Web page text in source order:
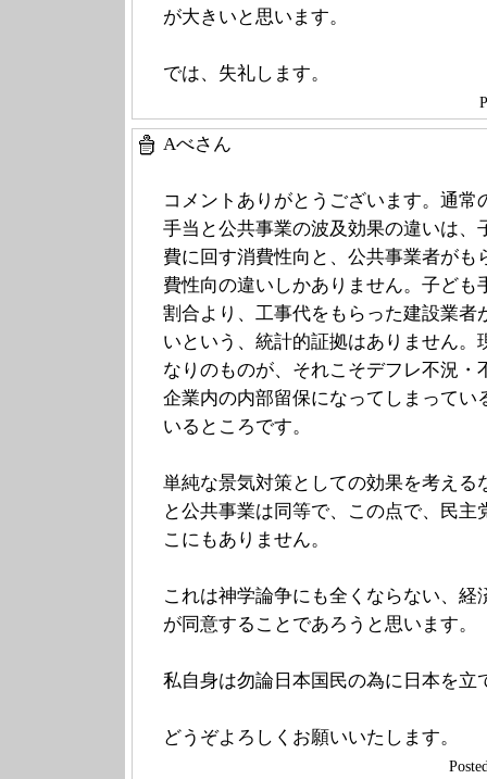
が大きいと思います。
では、失礼します。
Aべさん
コメントありがとうございます。通
手当と公共事業の波及効果の違いは、
費に回す消費性向と、公共事業者がも
費性向の違いしかありません。子ども
割合より、工事代をもらった建設業者
いという、統計的証拠はありません。
なりのものが、それこそデフレ不況・
企業内の内部留保になってしまってい
いるところです。
単純な景気対策としての効果を考える
と公共事業は同等で、この点で、民
こにもありません。
これは神学論争にも全くならない、
が同意することであろうと思います。
私自身は勿論日本国民の為に日本を立
どうぞよろしくお願いいたします。